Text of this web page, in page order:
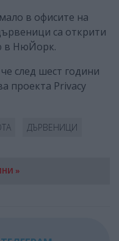
в офисите на
са открити
в НюЙорк.
след шест години
проекта Privacy
ДЪРВЕНИЦИ
»